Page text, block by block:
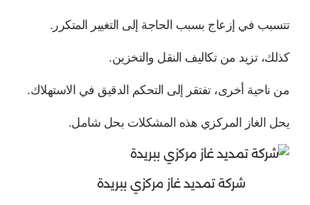
تتسبب في إزعاج بسبب الحاجة إلى التغيير المتكرر.
كذلك، تزيد من تكاليف النقل والتخزين.
من ناحية أخرى، تفتقر إلى التحكم الدقيق في الاستهلاك.
يحل الغاز المركزي هذه المشكلات بحل شامل.
شركة تمديد غاز مركزي ببريدة